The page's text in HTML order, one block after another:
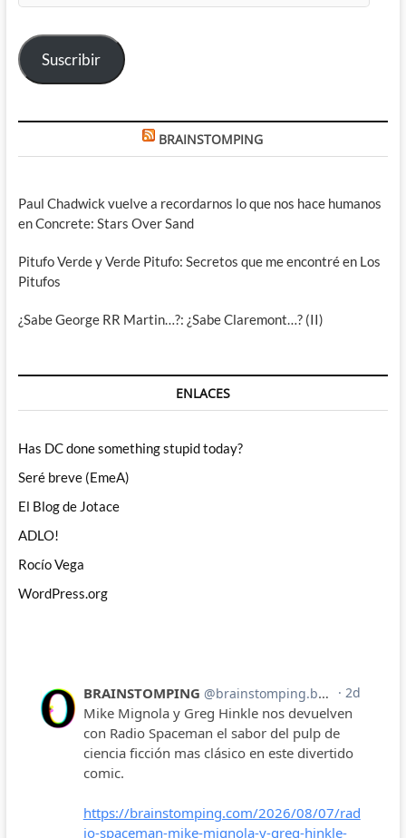
electrónico
Suscribir
BRAINSTOMPING
Paul Chadwick vuelve a recordarnos lo que nos hace humanos
en Concrete: Stars Over Sand
Pitufo Verde y Verde Pitufo: Secretos que me encontré en Los
Pitufos
¿Sabe George RR Martin…?: ¿Sabe Claremont…? (II)
ENLACES
Has DC done something stupid today?
Seré breve (EmeA)
El Blog de Jotace
ADLO!
Rocío Vega
WordPress.org